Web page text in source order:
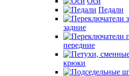
Педали
задние
передние
крюки